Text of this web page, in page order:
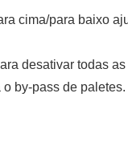
cima/para baixo
desativar todas
by-pass de paletes.